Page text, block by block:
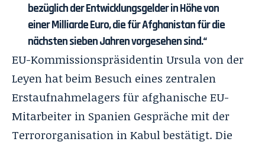
bezüglich der Entwicklungsgelder in Höhe von
einer Milliarde Euro, die für Afghanistan für die
nächsten sieben Jahren vorgesehen sind.“
EU-Kommissionspräsidentin Ursula von der
Leyen hat beim Besuch eines zentralen
Erstaufnahmelagers für afghanische EU-
Mitarbeiter in Spanien Gespräche mit der
Terrororganisation in Kabul bestätigt. Die